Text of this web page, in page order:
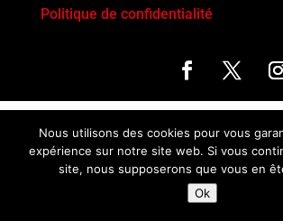
Politique de confidentialité
Nous utilisons des cookies pour vous
expérience sur notre site web. Si vous
site, nous supposerons que vous en
Ok